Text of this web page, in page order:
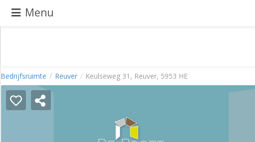
Menu
aanbieden
Pand
zoeken
Waarom
Bedrijfsruimte Reuver Keulseweg 31, Reuver, 5953 HE